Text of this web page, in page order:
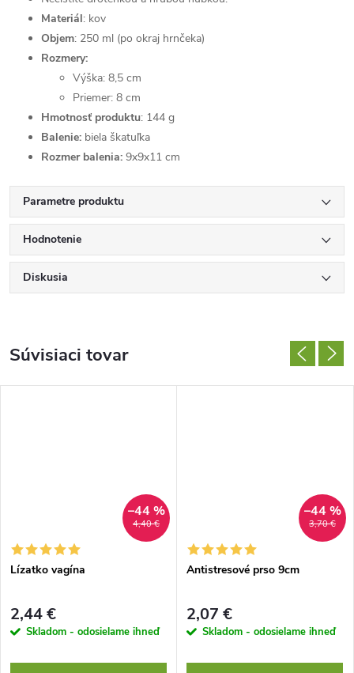
Materiál: kov
Objem: 250 ml (po okraj hrnčeka)
Rozmery:
Výška: 8,5 cm
Priemer: 8 cm
Hmotnosť produktu: 144 g
Balenie: biela škatuľka
Rozmer balenia: 9x9x11 cm
Parametre produktu
Hodnotenie
Diskusia
Súvisiaci tovar
4,40 €
–44 %
Lízatko vagína
2,44 €
Skladom - odosielame ihneď
3,70 €
–44 %
Antistresové prso 9cm
2,07 €
Skladom - odosielame ihneď